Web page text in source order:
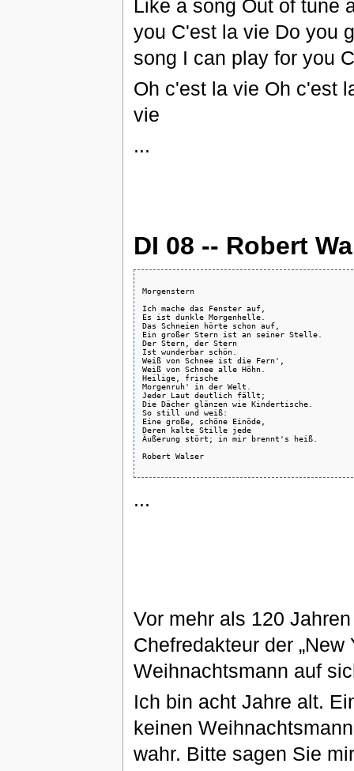
Like a song Out of
you C'est la vie Do you
song I can play for you
Oh c'est la vie Oh c'est
vie
...
DI 08 -- Robert
Morgenstern
Ich mache das Fenster auf,
Es ist dunkle Morgenhelle.
Das Schneien hörte schon auf,
Ein großer Stern ist an seiner Stelle.
Der Stern, der Stern
Ist wunderbar schön.
Weiß von Schnee ist die Fern',
Weiß von Schnee alle Höhn.
Heilige, frische
Morgenruh' in der Welt.
Jeder Laut deutlich fällt;
Die Dächer glänzen wie Kindertische.
So still und weiß:
Eine große, schöne Einöde,
Deren kalte Stille jede
Äußerung stört; in mir brennt's heiß.
Robert Walser
...
Vor mehr als 120
Chefredakteur der
Weihnachtsmann auf
Ich bin acht Jahre alt.
keinen
wahr. Bitte sagen Sie